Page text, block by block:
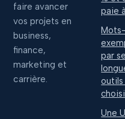
faire avancer
vos projets en
business,
finance,
marketing et
carrière.
paie
par
outils
Une